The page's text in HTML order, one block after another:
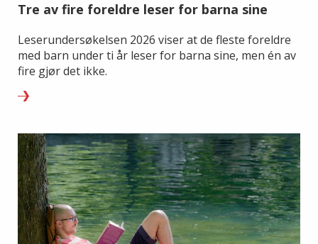
Tre av fire foreldre leser for barna sine
Leserundersøkelsen 2026 viser at de fleste foreldre
med barn under ti år leser for barna sine, men én av
fire gjør det ikke.